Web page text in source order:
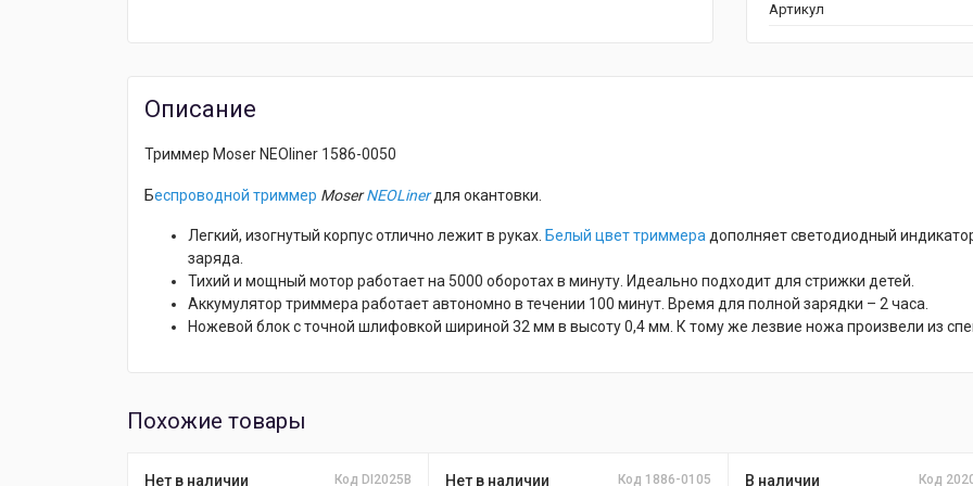
Артикул
Описание
Триммер Moser NEOliner 1586-0050
Беспроводной триммер MoserNEOLinerдля окантовки.
Легкий, изогнутый корпус отлично лежит в руках. Белый цвет триммера дополняет светодиодный
заряда.
Тихий и мощный мотор работает на 5000 оборотах в минуту. Идеально подходит для стрижки детей.
Аккумулятор триммера работает автономно в течении 100 минут. Время для полной зарядки – 2 часа.
Ножевой блок с точной шлифовкой шириной 32 мм в высоту 0,4 мм. К тому же лезвие ножа произвели из
Похожие товары
Нет в наличии Код DI2025B Нет в наличии Код 1886-0105 В наличии Код